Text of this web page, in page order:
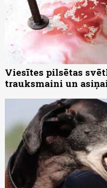
Viesītes pilsētas
trauksmaini un